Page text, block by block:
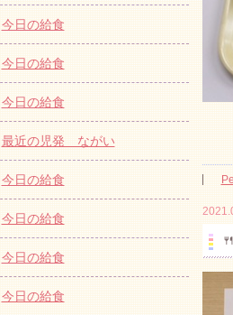
今日の給食
今日の給食
今日の給食
最近の児発 ながい
今日の給食
今日の給食
今日の給食
今日の給食